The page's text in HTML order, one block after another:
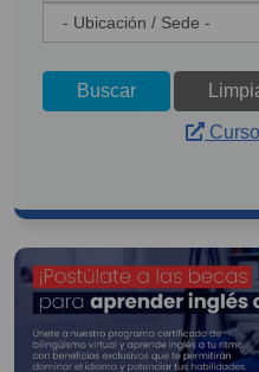
Buscar